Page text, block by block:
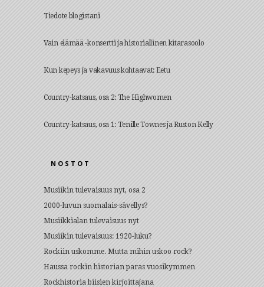
Tiedote blogistani
Vain elämää -konsertti ja historiallinen kitarasoolo
Kun kepeys ja vakavuus kohtaavat: Eetu
Country-katsaus, osa 2: The Highwomen
Country-katsaus, osa 1: Tenille Townes ja Ruston Kelly
NOSTOT
Musiikin tulevaisuus nyt, osa 2
2000-luvun suomalais-sävellys?
Musiikkialan tulevaisuus nyt
Musiikin tulevaisuus: 1920-luku?
Rockiin uskomme. Mutta mihin uskoo rock?
Haussa rockin historian paras vuosikymmen
Rockhistoria biisien kirjoittajana